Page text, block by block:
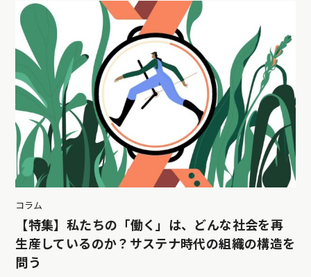
コラム
【特集】私たちの「働く」は、どんな社会を再
生産しているのか？サステナ時代の組織の構造を
問う